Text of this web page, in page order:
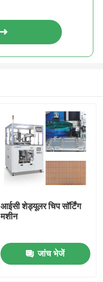
आईसी शेड्यूलर चिप सॉर्टिंग
मशीन
जांच भेजें